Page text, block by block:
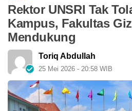
Rektor UNSRI Tak
Kampus, Fakultas
Mendukung
Toriq Abdullah
25 Mei 2026 - 20:58 WIB